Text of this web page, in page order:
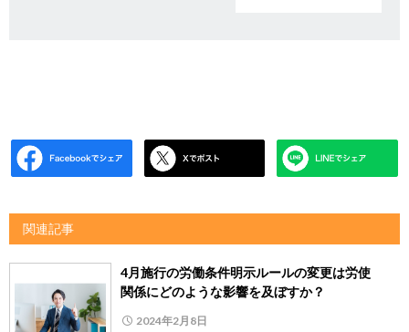
関連記事
4月施行の労働条件明示ルールの変更は労使
関係にどのような影響を及ぼすか？
2024年2月8日